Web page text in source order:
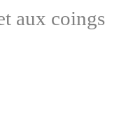
aux coings